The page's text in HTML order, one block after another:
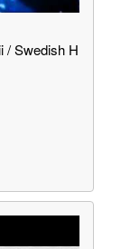
/ Swedish H